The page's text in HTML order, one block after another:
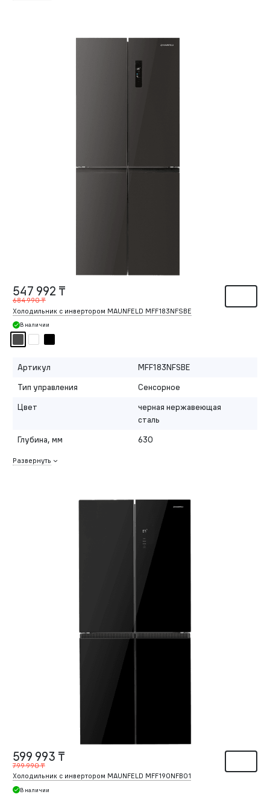
547 992 ₸
684 990 ₸
Холодильник с инвертором MAUNFELD MFF183NFSBE
В наличии
Артикул
MFF183NFSBE
Тип управления
Сенсорное
Цвет
черная нержавеющая
сталь
Глубина, мм
630
Развернуть
599 993 ₸
799 990 ₸
Холодильник с инвертором MAUNFELD MFF190NFB01
В наличии